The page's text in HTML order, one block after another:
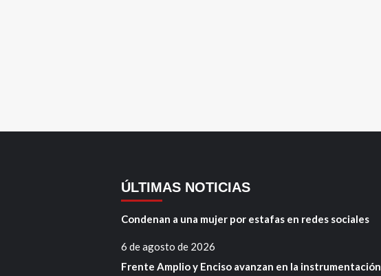
ÚLTIMAS NOTICIAS
Condenan a una mujer por estafas en redes sociales
6 de agosto de 2026
Frente Amplio y Enciso avanzan en la instrumentación